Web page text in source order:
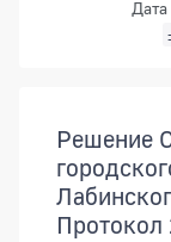
Решение
Протокол